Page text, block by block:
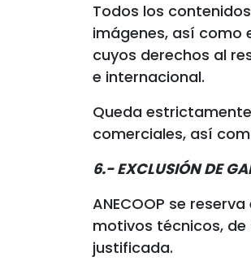
Todos los
imágenes, así como
cuyos derechos al
e internacional.
Queda
comerciales, así
6.- EXCLUSIÓN DE
ANECOOP se
motivos técnicos,
justificada.